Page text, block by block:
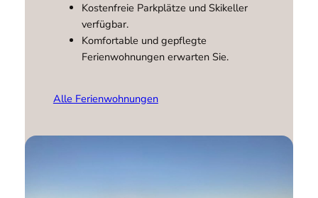
Kostenfreie Parkplätze und Skikeller
verfügbar.
Komfortable und gepflegte
Ferienwohnungen erwarten Sie.
Alle Ferienwohnungen